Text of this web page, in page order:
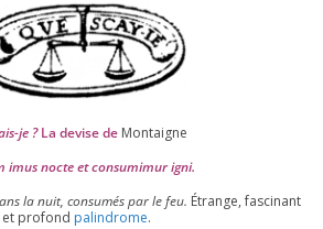
je ?La devise de Montaigne
imus nocte et consu­mi­mur igni.
la nuit, consu­més par le feu. Étrange, fas­ci­nant
et pro­fond palin­drome.